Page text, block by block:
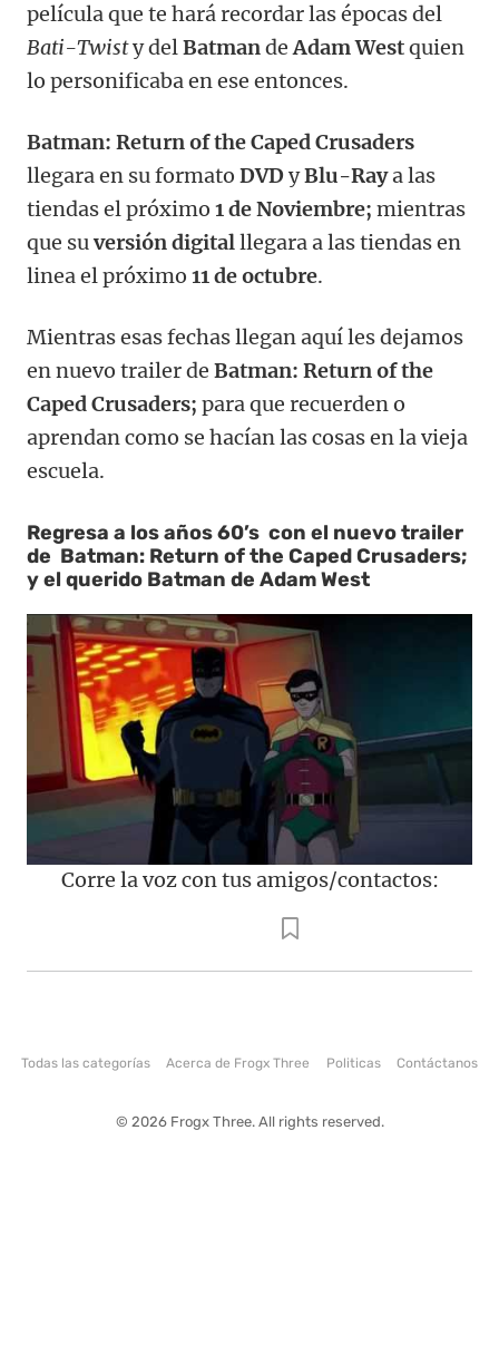
película que te hará recordar las épocas del
Bati-Twisty delBatmandeAdam Westquien
lo personificaba en ese entonces.
Batman: Return of the Caped Crusaders
llegara en su formato DVDyBlu-Raya las
tiendas el próximo 1 de Noviembre; mientras
que suversión digitalllegara a las tiendas en
linea el próximo 11 de octubre.
Mientras esas fechas llegan aquí les dejamos
en nuevo trailer de Batman: Return of the
Caped Crusaders; para que recuerden o
aprendan como se hacían las cosas en la vieja
escuela.
Regresa a los años 60’s con el nuevo trailer
de Batman: Return of the Caped Crusaders;
yel querido Batman de Adam West
Corre la voz con tus amigos/contactos:
Todas las categorías Acerca de Frogx Three Politicas Contáctanos
© 2026 Frogx Three. All rights reserved.